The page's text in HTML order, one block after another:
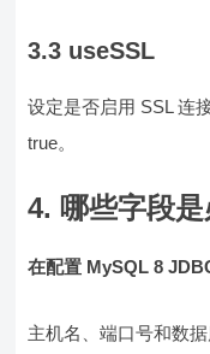
3.3 useSSL
设定是否启用 SSL 连
true。
4. 哪些字段是
在配置 MySQL 8
主机名、端口号和数